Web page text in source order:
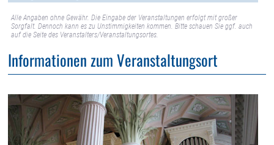
Alle Angaben ohne Gewähr. Die Eingabe der Veranstaltungen erfolgt mit großer
Sorgfalt. Dennoch kann es zu Unstimmigkeiten kommen. Bitte schauen Sie ggf. auch
auf die Seite des Veranstalters/Veranstaltungsortes.
Informationen zum Veranstaltungsort